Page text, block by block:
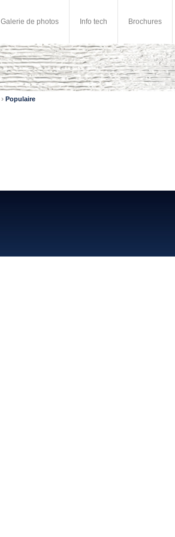
Galerie de photos Info tech Brochures
› Populaire